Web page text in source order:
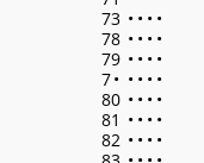
73 • • • •
78 • • • •
79 • • • •
7• • • • •
80 • • • •
81 • • • •
82 • • • •